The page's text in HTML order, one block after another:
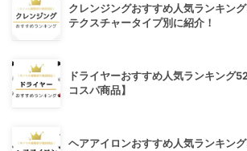
クレンジングおすすめ人気ランキン
テクスチャータイプ別に紹介！
ドライヤーおすすめ人気ランキング
コスパ商品】
ヘアアイロンおすすめ人気ランキン